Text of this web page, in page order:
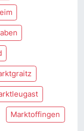
Marktoffingen